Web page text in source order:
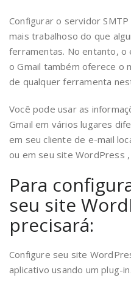
Configurar o servidor
mais trabalhoso do que
ferramentas. No entanto, o
o Gmail também oferece o
de qualquer ferramenta
Você pode usar as
Gmail em vários lugares
em seu cliente de e-mail
ou em seu site WordPress
Para
seu site
precisará:
Configure seu site
aplicativo usando um plug-in.